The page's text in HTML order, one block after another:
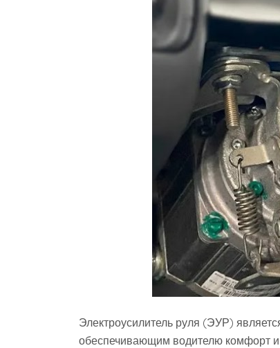
Электроусилитель руля (ЭУР)
обеспечивающим водителю комфорт и